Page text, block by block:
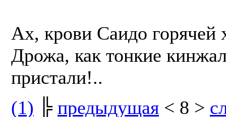
Ах, крови Саидо горячей
Дрожа, как тонкие
пристали!..
(1) ╠ предыдущая < 8 >